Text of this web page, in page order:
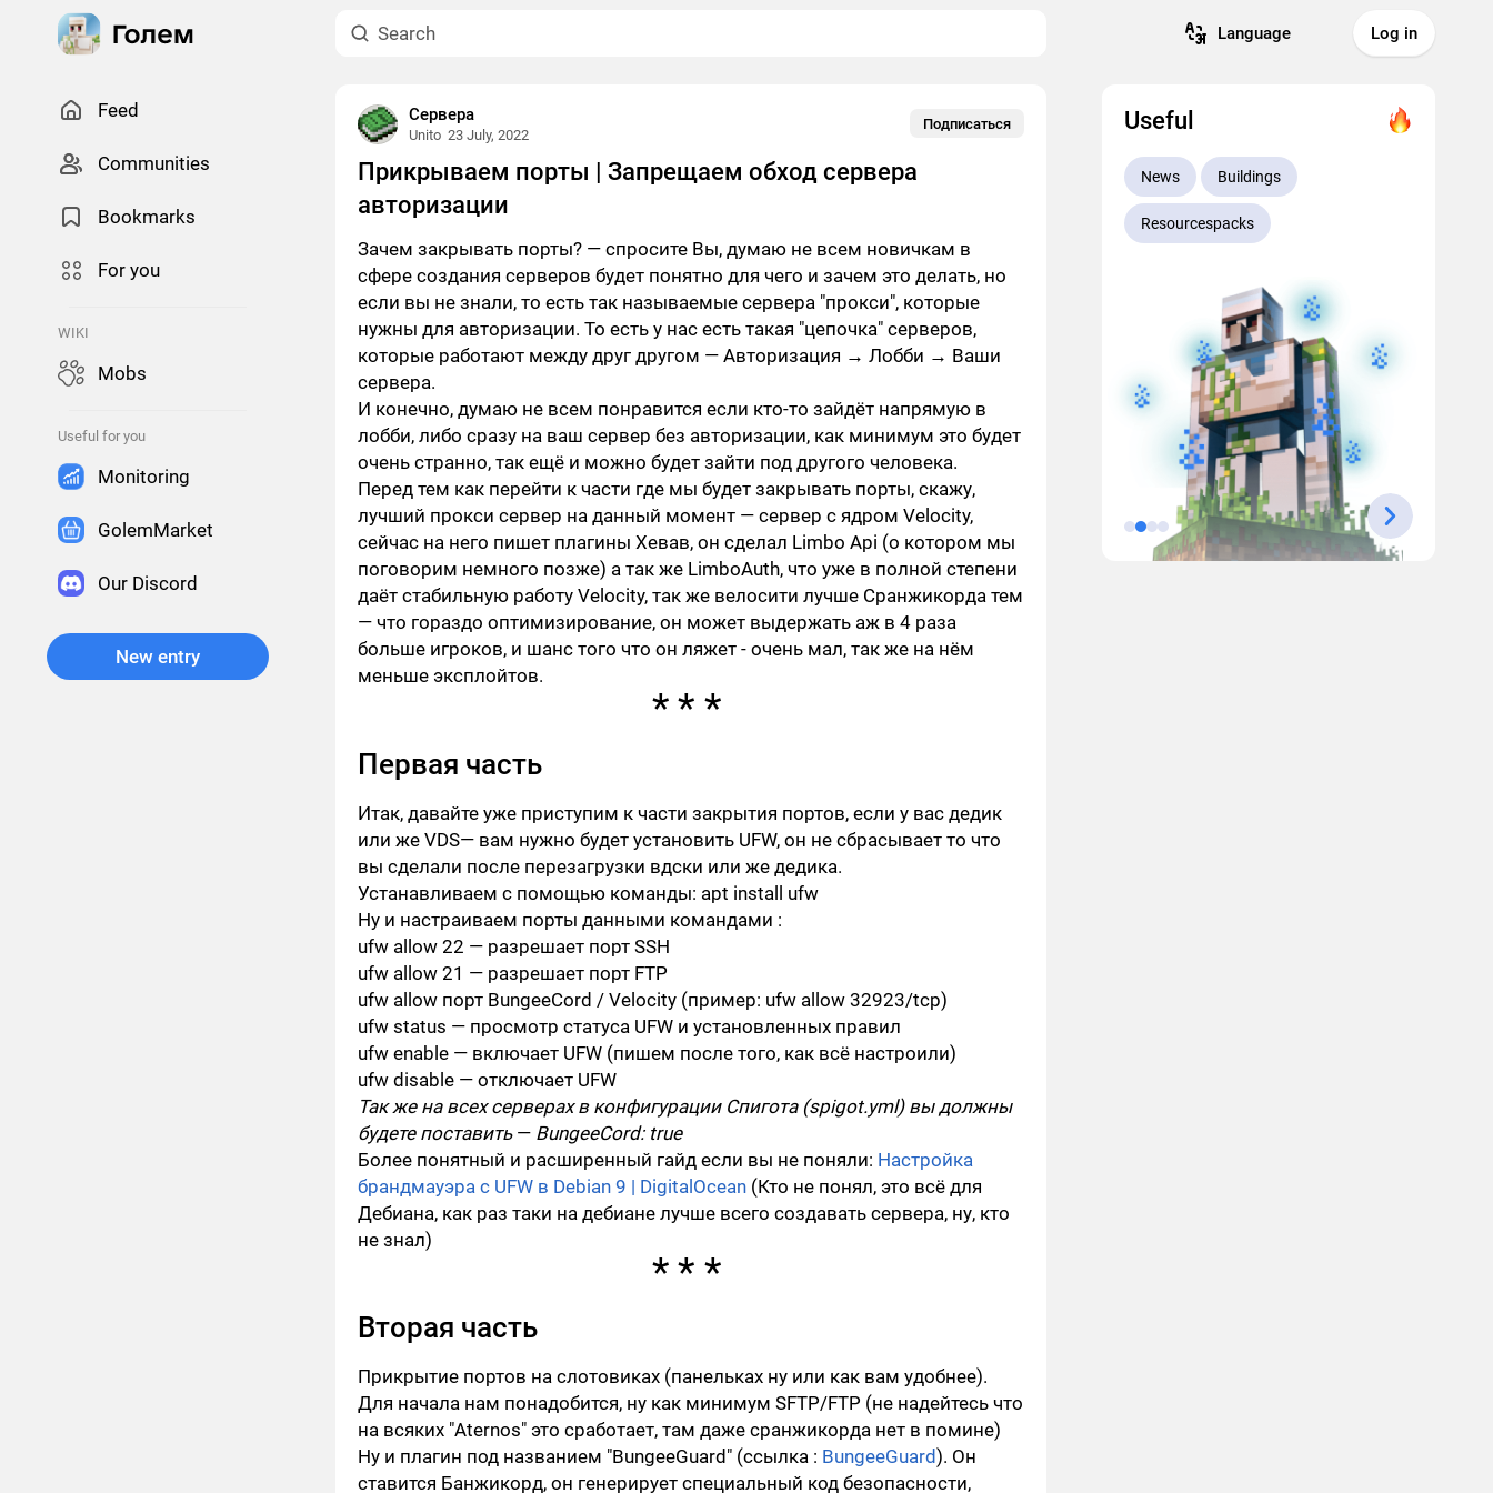
Language Log in
Feed
Сommunities
Bookmarks
For you
WIKI
Mobs
Useful for you
Monitoring
GolemMarket
Our Discord
New entry
Сервера
Unito 23 July, 2022
Подписаться
Прикрываем порты | Запрещаем обход сервера
авторизации
Зачем закрывать порты? — спросите Вы, думаю не всем новичкам в
сфере создания серверов будет понятно для чего и зачем это делать, но
если вы не знали, то есть так называемые сервера "прокси", которые
нужны для авторизации. То есть у нас есть такая "цепочка" серверов,
которые работают между друг другом — Авторизация → Лобби → Ваши
сервера.
И конечно, думаю не всем понравится если кто-то зайдёт напрямую в
лобби, либо сразу на ваш сервер без авторизации, как минимум это будет
очень странно, так ещё и можно будет зайти под другого человека.
Перед тем как перейти к части где мы будет закрывать порты, скажу,
лучший прокси сервер на данный момент — сервер с ядром Velocity,
сейчас на него пишет плагины Хевав, он сделал Limbo Api (о котором мы
поговорим немного позже) а так же LimboAuth, что уже в полной степени
даёт стабильную работу Velocity, так же велосити лучше Сранжикорда тем
— что гораздо оптимизирование, он может выдержать аж в 4 раза
больше игроков, и шанс того что он ляжет - очень мал, так же на нём
меньше эксплойтов.
Первая часть
Итак, давайте уже приступим к части закрытия портов, если у вас дедик
или же VDS— вам нужно будет установить UFW, он не сбрасывает то что
вы сделали после перезагрузки вдски или же дедика.
Устанавливаем с помощью команды: apt install ufw
Ну и настраиваем порты данными командами :
ufw allow 22 — разрешает порт SSH
ufw allow 21 — разрешает порт FTP
ufw allow порт BungeeCord / Velocity (пример: ufw allow 32923/tcp)
ufw status — просмотр статуса UFW и установленных правил
ufw enable — включает UFW (пишем после того, как всё настроили)
ufw disable — отключает UFW
Так же на всех серверах в конфигурации Спигота (spigot.yml) вы должны
будете поставить — BungeeCord: true
Более понятный и расширенный гайд если вы не поняли: Настройка
брандмауэра с UFW в Debian 9 | DigitalOcean (Кто не понял, это всё для
Дебиана, как раз таки на дебиане лучше всего создавать сервера, ну, кто
не знал)
Вторая часть
Прикрытие портов на слотовиках (панельках ну или как вам удобнее).
Для начала нам понадобится, ну как минимум SFTP/FTP (не надейтесь что
на всяких "Aternos" это сработает, там даже сранжикорда нет в помине)
Ну и плагин под названием "BungeeGuard" (ссылка : BungeeGuard). Он
ставится Банжикорд, он генерирует специальный код безопасности,
Useful
News Buildings
Resourcespacks